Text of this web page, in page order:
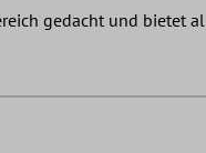
gedacht und bietet